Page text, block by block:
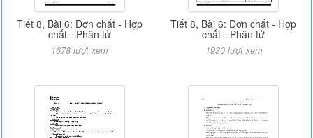
Tiết 8, Bài 6: Đơn chất - Hợp
chất - Phân tử
1678 lượt xem
Tiết 8, Bài 6: Đơn chất - Hợp
chất - Phân tử
1930 lượt xem